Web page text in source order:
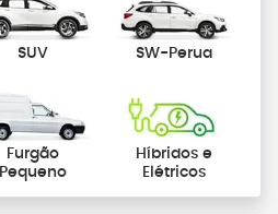
SUV SW-Perua
Furgão
Pequeno
Híbridos e
Elétricos